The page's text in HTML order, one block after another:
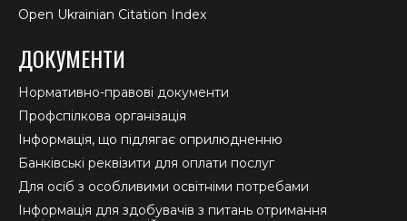
Open Ukrainian Citation Index
ДОКУМЕНТИ
Нормативно-правові документи
Профспілкова організація
Інформація, що підлягає оприлюдненню
Банківські реквізити для оплати послуг
Для осіб з особливими освітніми потребами
Інформація для здобувачів з питань отримання